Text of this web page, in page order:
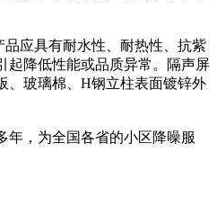
应具有耐水性、耐热性、抗紫
起降低性能或品质异常。隔声屏
、玻璃棉、H钢立柱表面镀锌外
年，为全国各省的小区降噪服